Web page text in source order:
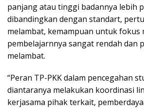
panjang atau tinggi badannya lebih
dibandingkan dengan standart,
melambat, kemampuan untuk fokus
pembelajarnnya sangat rendah dan
melambat.
“Peran TP-PKK dalam pencegahan
diantaranya melakukan koordinasi
kerjasama pihak terkait,